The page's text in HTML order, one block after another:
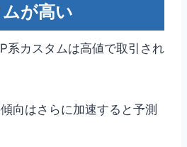
が高い
系カスタムは高値で取引され
向はさらに加速すると予測